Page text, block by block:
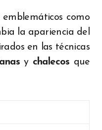
como
la apariencia del
en las técnicas
y chalecos que